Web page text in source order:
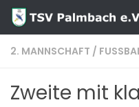
Zum Inhalt springen
2. MANNSCHAFT /
Zweite mit